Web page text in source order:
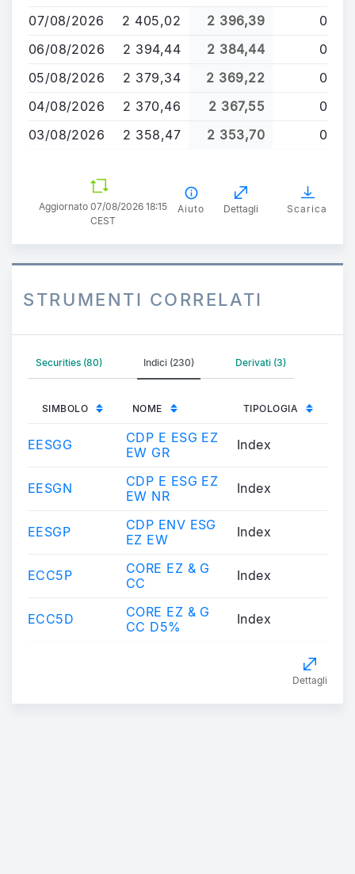
contenuto
principale
07/08/2026 2 405,02 2 396,39
0
06/08/2026
2 394,44 2 384,44
0
05/08/2026
2 379,34 2 369,22
0
04/08/2026
2 370,46 2 367,55
0
03/08/2026
2 358,47 2 353,70 0
Aggiornato 07/08/2026 18:15
CEST
Aiuto Dettagli Scarica
STRUMENTI CORRELATI
Securities (80) Indici (230) Derivati (3)
SIMBOLO NOME TIPOLOGIA
EESGG
CDP E ESG EZ
EW GR
Index
EESGN
CDP E ESG EZ
EW NR
Index
EESGP
CDP ENV ESG
EZ EW
Index
ECC5P
CORE EZ & G
CC
Index
ECC5D
CORE EZ & G
CC D5%
Index
Dettagli